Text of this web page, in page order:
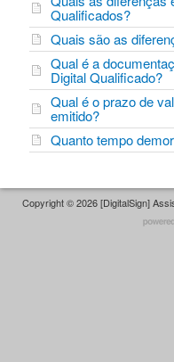
Qualificados?
Quais são as
Qual é a
Digital Qualificado?
Qual é o prazo de
emitido?
Quanto tempo
Copyright © 2026 [DigitalSign]